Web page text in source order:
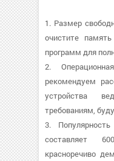
1. Размер
очистите
программ для
2.
рекомендуем
устройства
требованиям,
3.
составляет
красноречиво